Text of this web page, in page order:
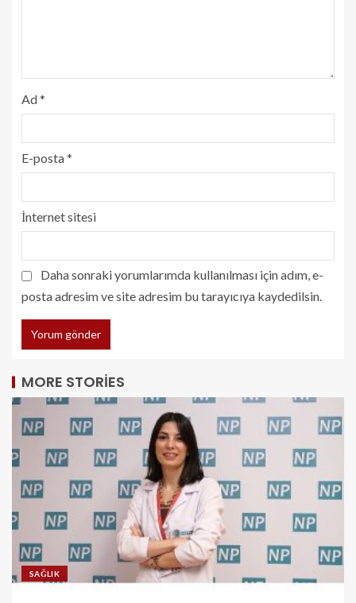
Ad*
E-posta*
İnternet sitesi
Daha sonraki yorumlarımda kullanılması için adım, e-
posta adresim ve site adresim bu tarayıcıya kaydedilsin.
MORE STORIES
SAĞLIK